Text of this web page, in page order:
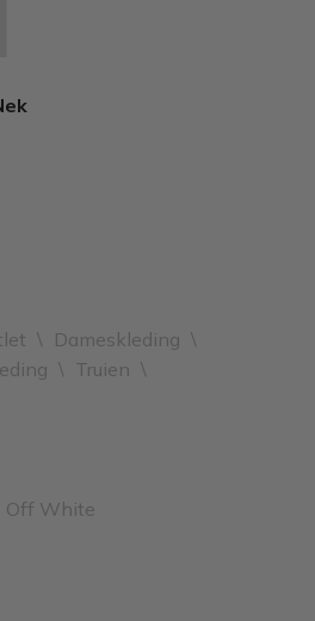
\ Dameskleding \
\ Truien \
Off White